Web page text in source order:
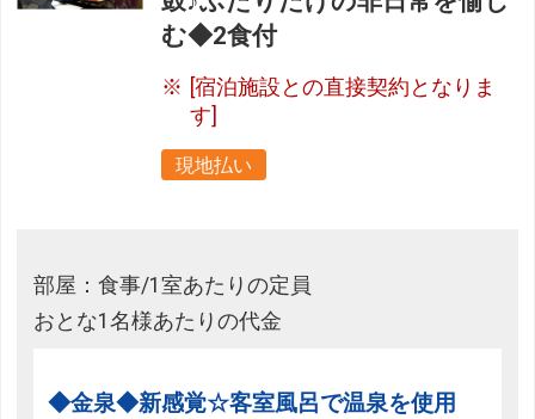
む◆2食付
[宿泊施設との直接契約となりま
す]
現地払い
部屋：食事/1室あたりの定員
おとな1名様あたりの代金
◆金泉◆新感覚☆客室風呂で温泉を使用